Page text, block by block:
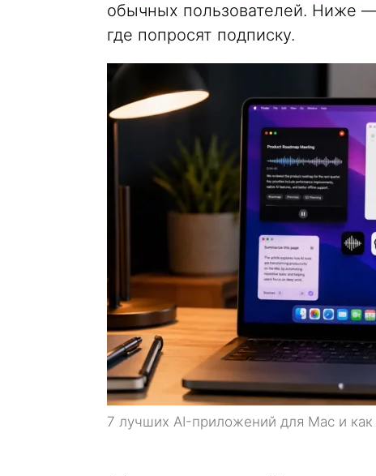
обычных пользователей. Ниже
где попросят подписку.
7 лучших AI-приложений для Mac и